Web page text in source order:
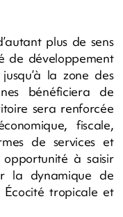
plus de sens
de développement
la zone des
bénéficiera de
sera renforcée
fiscale,
de services et
opportunité à saisir
la dynamique de
Écocité tropicale et